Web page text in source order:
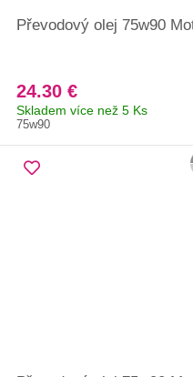
Převodový olej 75w90
24.30 €
Skladem více než 5 Ks
75w90